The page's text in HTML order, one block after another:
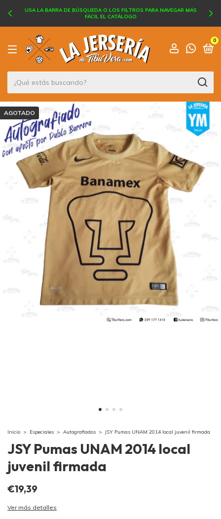
USA LA BARRA DE BÚSQUEDA O LOS FILTROS PARA NAVEGAR MÁS
FÁCIL EL CATÁLOGO
0
AGOTADO
Inicio > Especiales > Autografiados > JSY Pumas UNAM 2014 local juvenil firmada
JSY Pumas UNAM 2014 local
juvenil firmada
€19,39
Ver más detalles